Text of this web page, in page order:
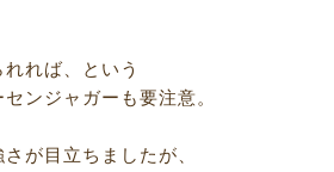
れば、という
ンジャガーも要注意。
が目立ちましたが、